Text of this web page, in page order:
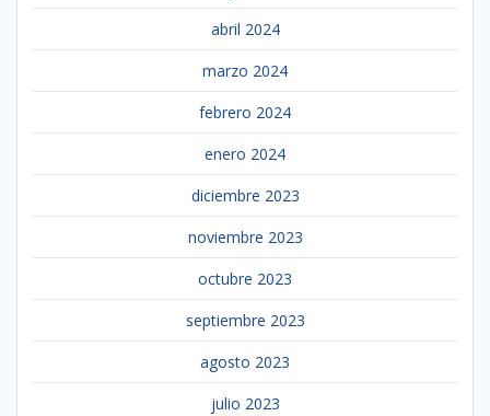
abril 2024
marzo 2024
febrero 2024
enero 2024
diciembre 2023
noviembre 2023
octubre 2023
septiembre 2023
agosto 2023
julio 2023